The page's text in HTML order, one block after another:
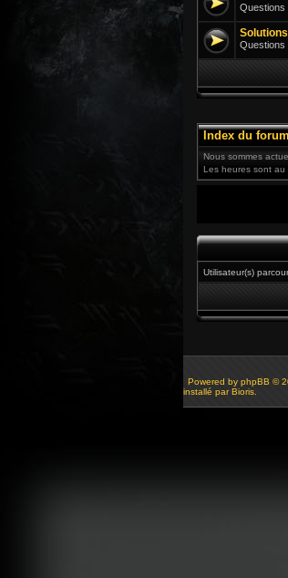
Questions
Questions
Index du forum
Nous sommes
Les heures sont au
Utilisateur(s)
Powered by phpBB ©
installé par Bioris.